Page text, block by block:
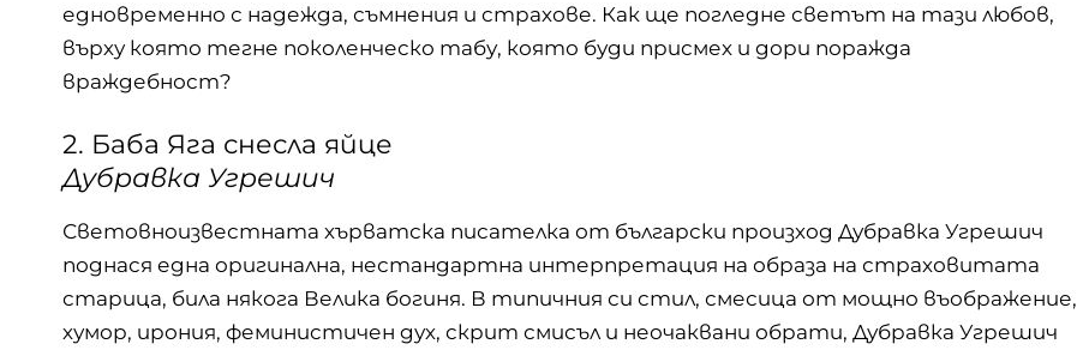
едновременно с надежда, съмнения и страхове. Как ще погледне светът на тази любов,
върху която тегне поколенческо табу, която буди присмех и дори поражда
враждебност?
2. Баба Яга снесла яйце
Дубравка Угрешич
Световноизвестната хърватска писателка от български произход Дубравка Угрешич
поднася една оригинална, нестандартна интерпретация на образа на страховитата
старица, била някога Велика богиня. В типичния си стил, смесица от мощно въображение,
хумор, ирония, феминистичен дух, скрит смисъл и неочаквани обрати, Дубравка Угрешич